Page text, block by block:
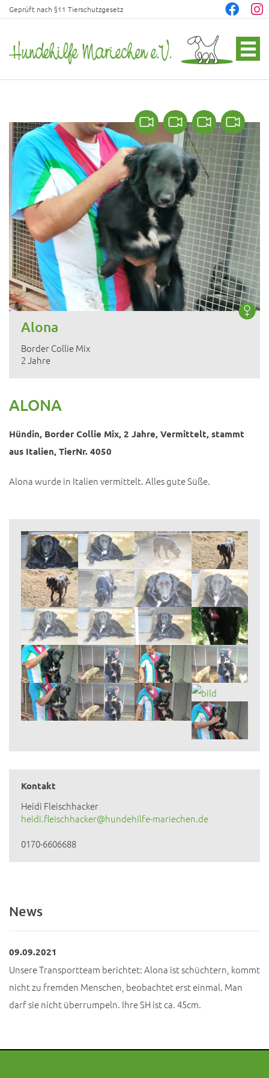
Geprüft nach §11 Tierschutzgesetz
Alona
Border Collie Mix
2 Jahre
ALONA
Hündin, Border Collie Mix, 2 Jahre, Vermittelt, stammt
aus Italien, TierNr. 4050
Alona wurde in Italien vermittelt. Alles gute Süße.
Kontakt
Heidi Fleischhacker
heidi.fleischhacker@hundehilfe-mariechen.de
0170-6606688
News
09.09.2021
Unsere Transportteam berichtet: Alona ist schüchtern, kommt
nicht zu fremden Menschen, beobachtet erst einmal. Man
darf sie nicht überrumpeln. Ihre SH ist ca. 45cm.